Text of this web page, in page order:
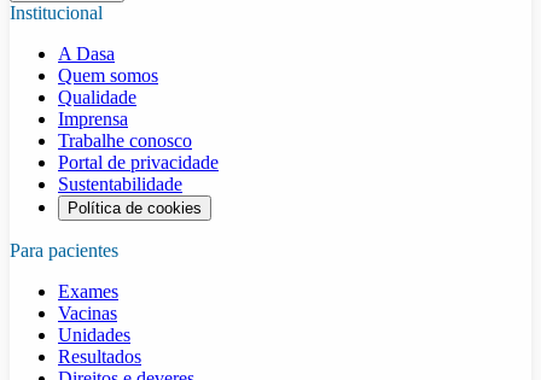
Institucional
A Dasa
Quem somos
Qualidade
Imprensa
Trabalhe conosco
Portal de privacidade
Sustentabilidade
Política de cookies
Para pacientes
Exames
Vacinas
Unidades
Resultados